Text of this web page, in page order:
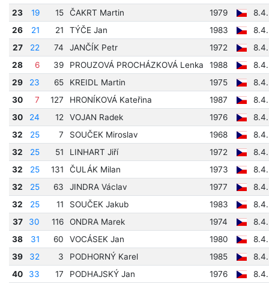
23 19 15 ČAKRT Martin 1979
26
21 21 TÝČE Jan 1983
27
22 74 JANČÍK Petr 1972
28
6 39 PROUZOVÁ PROCHÁZKOVÁ Lenka 1988
29
23 65 KREIDL Martin 1975
30
7 127 HRONÍKOVÁ Kateřina 1987
30
24 12 VOJAN Radek 1976
32
25 7 SOUČEK Miroslav 1968
32
25 51 LINHART Jiří 1972
32
25 131 ČULÁK Milan 1973
32
25 63 JINDRA Václav 1977
32
25 11 SOUČEK Jakub 1983
37
30 116 ONDRA Marek 1974
38
31 60 VOCÁSEK Jan 1980
39
32 3 PODHORNÝ Karel 1985
40
33 17 PODHAJSKÝ Jan 1976